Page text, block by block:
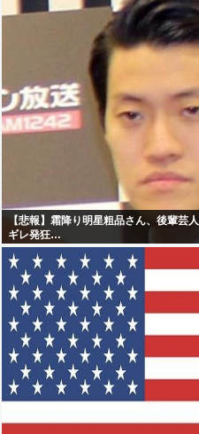
【悲報】霜降り明星粗品さん、後輩芸
ギレ発狂…